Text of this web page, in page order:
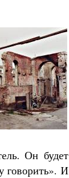
Он будет
говорить». И